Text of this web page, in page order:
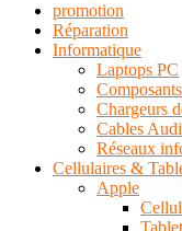
promotion
Réparation
Informatique
Laptops PC
Chargeurs
Cables
Réseaux
Cellulaires &
Apple